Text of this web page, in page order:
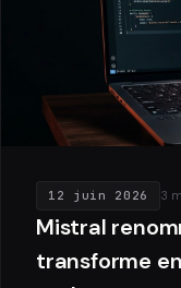
12 juin 2026 3
Mistral
transforme